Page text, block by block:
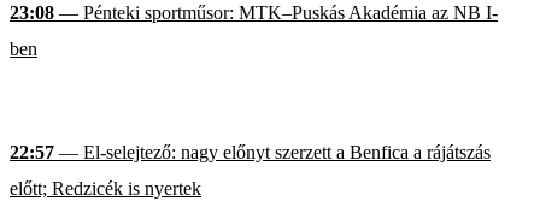
23:08 — Pénteki sportműsor: MTK–Puskás Akadémia az NB I-
ben
22:57 — El-selejtező: nagy előnyt szerzett a Benfica a rájátszás
előtt; Redzicék is nyertek